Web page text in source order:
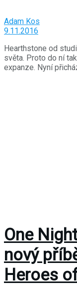
Adam Kos
9.11.2016
Hearthstone od
světa. Proto do ní
expanze. Nyní
One
nový
Heroes